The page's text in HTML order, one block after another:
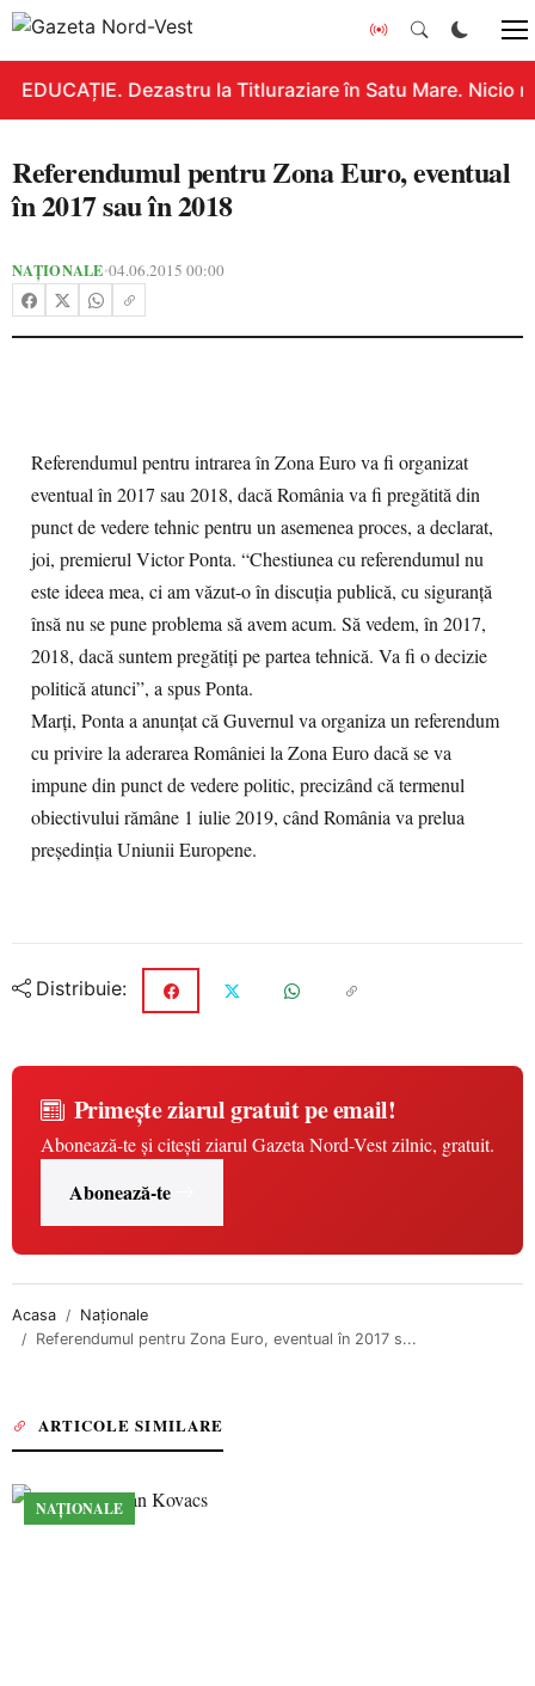
EDUCAȚIE. Dezastru la Titluraziare în Satu Mare. Nicio
Referendumul pentru Zona Euro, eventual
în 2017 sau în 2018
NAȚIONALE•04.06.2015 00:00
Referendumul pentru intrarea în Zona Euro va fi organizat
eventual în 2017 sau 2018, dacă România va fi pregătită din
punct de vedere tehnic pentru un asemenea proces, a declarat,
joi, premierul Victor Ponta. “Chestiunea cu referendumul nu
este ideea mea, ci am văzut-o în discuţia publică, cu siguranţă
însă nu se pune problema să avem acum. Să vedem, în 2017,
2018, dacă suntem pregătiţi pe partea tehnică. Va fi o decizie
politică atunci”, a spus Ponta.
Marţi, Ponta a anunţat că Guvernul va organiza un referendum
cu privire la aderarea României la Zona Euro dacă se va
impune din punct de vedere politic, precizând că termenul
obiectivului rămâne 1 iulie 2019, când România va prelua
preşedinţia Uniunii Europene.
Distribuie:
Primește ziarul gratuit pe email!
Abonează-te și citești ziarul Gazeta Nord-Vest zilnic, gratuit.
Abonează-te
Acasa
Naționale
Referendumul pentru Zona Euro, eventual în 2017 s...
ARTICOLE SIMILARE
NAȚIONALE